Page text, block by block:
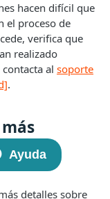
Ayuda
POST
individual GET
hacen difícil que
el proceso de
verifica que
realizado
al soporte
.
detalles sobre